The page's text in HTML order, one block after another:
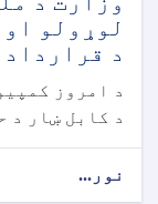
لوړولو
د قرارداد
د امروز
د کابل ښار د
نور...